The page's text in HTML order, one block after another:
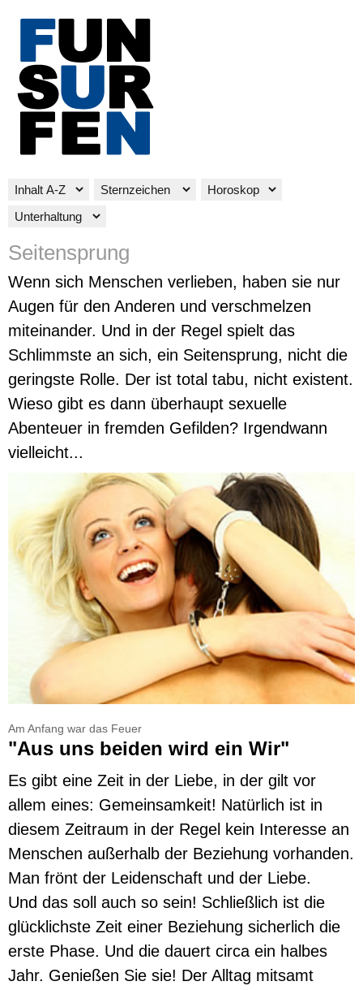
Seitensprung
Wenn sich Menschen verlieben, haben sie nur
Augen für den Anderen und verschmelzen
miteinander. Und in der Regel spielt das
Schlimmste an sich, ein Seitensprung, nicht die
geringste Rolle. Der ist total tabu, nicht existent.
Wieso gibt es dann überhaupt sexuelle
Abenteuer in fremden Gefilden? Irgendwann
vielleicht...
Am Anfang war das Feuer
"Aus uns beiden wird ein Wir"
Es gibt eine Zeit in der Liebe, in der gilt vor
allem eines: Gemeinsamkeit! Natürlich ist in
diesem Zeitraum in der Regel kein Interesse an
Menschen außerhalb der Beziehung vorhanden.
Man frönt der Leidenschaft und der Liebe.
Und das soll auch so sein! Schließlich ist die
glücklichste Zeit einer Beziehung sicherlich die
erste Phase. Und die dauert circa ein halbes
Jahr. Genießen Sie sie! Der Alltag mitsamt